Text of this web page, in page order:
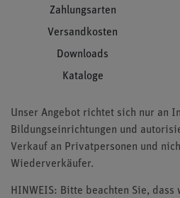
Zahlungsarten
Versandkosten
Downloads
Kataloge
Unser Angebot richtet sich nur an
Bildungseinrichtungen und
Verkauf an Privatpersonen und
Wiederverkäufer.
HINWEIS: Bitte beachten Sie,